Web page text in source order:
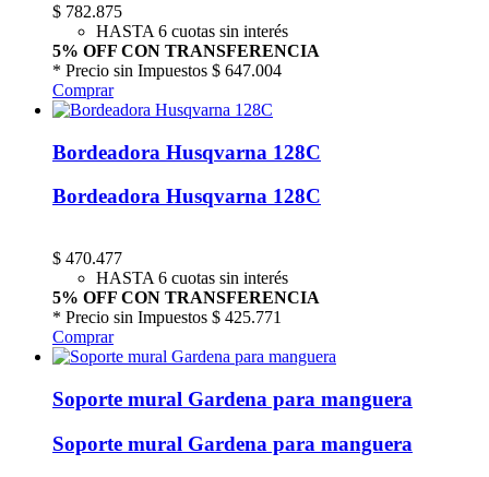
$ 782.875
HASTA 6 cuotas sin interés
5% OFF CON TRANSFERENCIA
* Precio sin Impuestos $ 647.004
Comprar
Bordeadora Husqvarna 128C
Bordeadora Husqvarna 128C
$ 470.477
HASTA 6 cuotas sin interés
5% OFF CON TRANSFERENCIA
* Precio sin Impuestos $ 425.771
Comprar
Soporte mural Gardena para manguera
Soporte mural Gardena para manguera